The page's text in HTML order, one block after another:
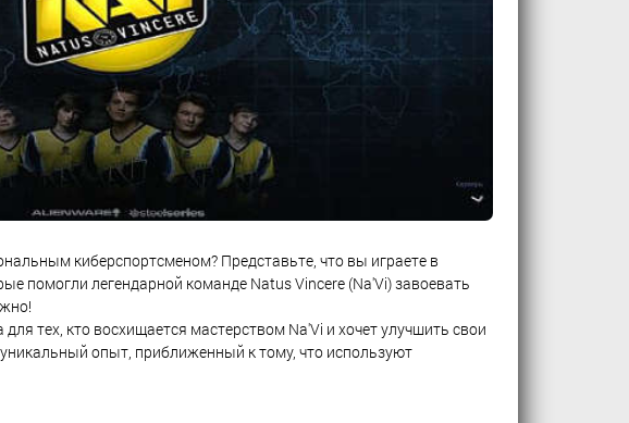
киберспортсменом? Представьте, что вы играете в
помогли легендарной команде Natus Vincere (Na'Vi) завоевать
тех, кто восхищается мастерством Na'Vi и хочет улучшить свои
опыт, приближенный к тому, что используют